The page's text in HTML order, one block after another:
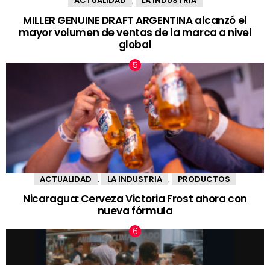
MILLER GENUINE DRAFT ARGENTINA alcanzó el
mayor volumen de ventas de la marca a nivel
global
ACTUALIDAD , LA INDUSTRIA , PRODUCTOS
Nicaragua: Cerveza Victoria Frost ahora con
nueva fórmula